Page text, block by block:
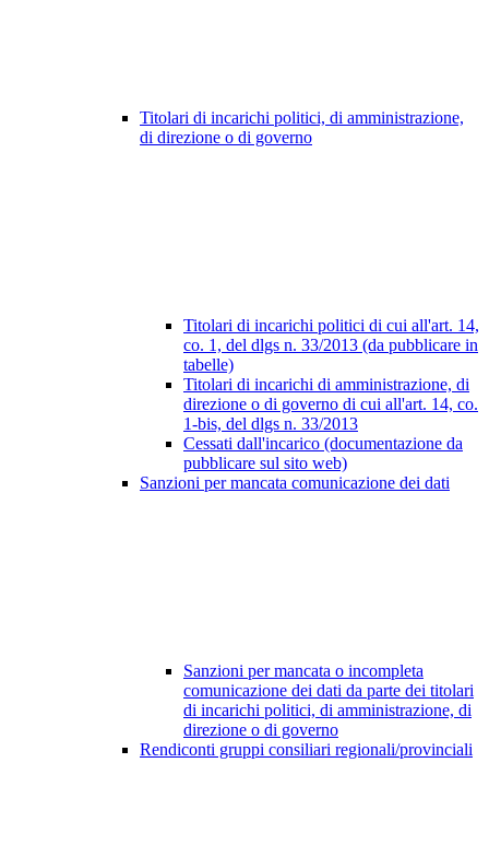
Titolari di incarichi politici, di amministrazione,
di direzione o di governo
Titolari di incarichi politici di cui all'art. 14,
co. 1, del dlgs n. 33/2013 (da pubblicare in
tabelle)
Titolari di incarichi di amministrazione, di
direzione o di governo di cui all'art. 14, co.
1-bis, del dlgs n. 33/2013
Cessati dall'incarico (documentazione da
pubblicare sul sito web)
Sanzioni per mancata comunicazione dei dati
Sanzioni per mancata o incompleta
comunicazione dei dati da parte dei titolari
di incarichi politici, di amministrazione, di
direzione o di governo
Rendiconti gruppi consiliari regionali/provinciali